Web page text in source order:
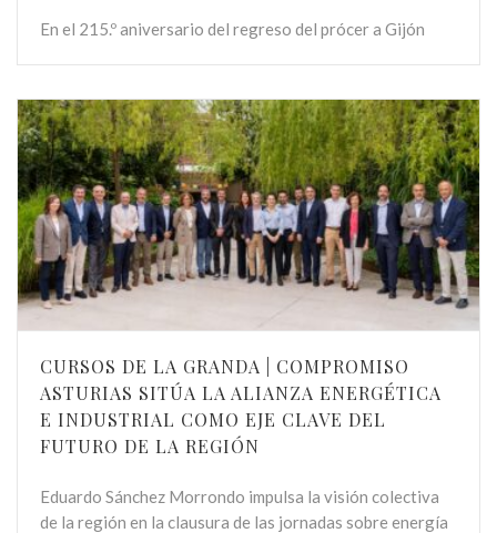
En el 215.º aniversario del regreso del prócer a Gijón
CURSOS DE LA GRANDA | COMPROMISO
ASTURIAS SITÚA LA ALIANZA ENERGÉTICA
E INDUSTRIAL COMO EJE CLAVE DEL
FUTURO DE LA REGIÓN
Eduardo Sánchez Morrondo impulsa la visión colectiva
de la región en la clausura de las jornadas sobre energía